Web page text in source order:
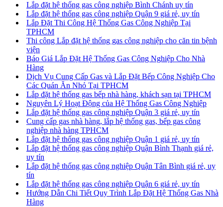
Lắp đặt hệ thống gas công nghiệp Bình Chánh uy tín
Lắp đặt hệ thống gas công nghiệp Quận 9 giá rẻ, uy tín
Lắp Đặt Thi Công Hệ Thống Gas Công Nghiệp Tại
TPHCM
Thi công Lắp đặt hệ thống gas công nghiệp cho căn tin bệnh
viện
Báo Giá Lắp Đặt Hệ Thống Gas Công Nghiệp Cho Nhà
Hàng
Dịch Vụ Cung Cấp Gas và Lắp Đặt Bếp Công Nghiệp Cho
Các Quán Ăn Nhỏ Tại TPHCM
Lắp đặt hệ thống gas bếp nhà hàng, khách sạn tại TPHCM
Nguyên Lý Hoạt Động của Hệ Thống Gas Công Nghiệp
Lắp đặt hệ thống gas công nghiệp Quận 3 giá rẻ, uy tín
Cung cấp gas nhà hàng, lắp hệ thống gas, bếp gas công
nghiệp nhà hàng TPHCM
Lắp đặt hệ thống gas công nghiệp Quận 1 giá rẻ, uy tín
Lắp đặt hệ thống gas công nghiệp Quận Bình Thạnh giá rẻ,
uy tín
Lắp đặt hệ thống gas công nghiệp Quận Tân Bình giá rẻ, uy
tín
Lắp đặt hệ thống gas công nghiệp Quận 6 giá rẻ, uy tín
Hướng Dẫn Chi Tiết Quy Trình Lắp Đặt Hệ Thống Gas Nhà
Hàng